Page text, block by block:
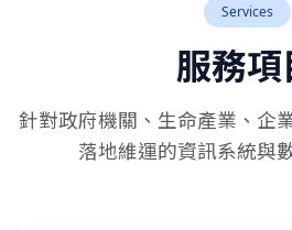
Services
服務項
針對政府機關、生命產業、企
落地維運的資訊系統與